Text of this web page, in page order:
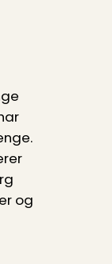
og